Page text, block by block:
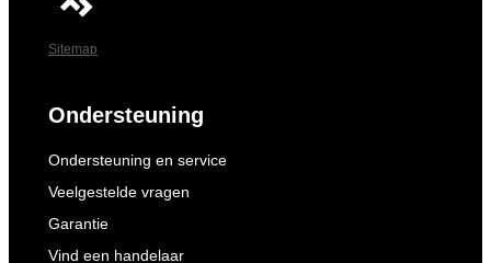
Sitemap
Ondersteuning
Ondersteuning en service
Veelgestelde vragen
Garantie
Vind een handelaar